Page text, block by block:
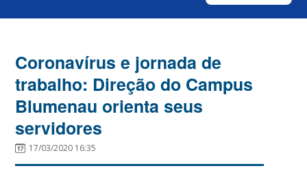
Coronavírus e jornada de
trabalho: Direção do Campus
Blumenau orienta seus
servidores
17/03/2020 16:35